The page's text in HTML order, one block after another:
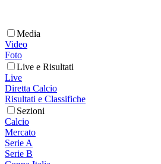
Media
Video
Foto
Live e Risultati
Live
Diretta Calcio
Risultati e Classifiche
Sezioni
Calcio
Mercato
Serie A
Serie B